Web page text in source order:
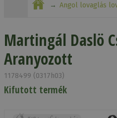
Angol lovaglás
Martingál Daslö
Aranyozott
1178499 (0317h03)
Kifutott termék